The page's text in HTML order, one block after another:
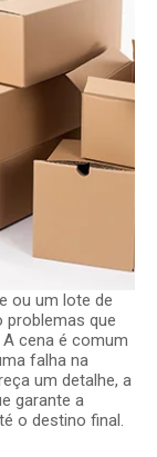
ou um lote de
problemas que
cena é comum
falha na
um detalhe, a
garante a
o destino final.